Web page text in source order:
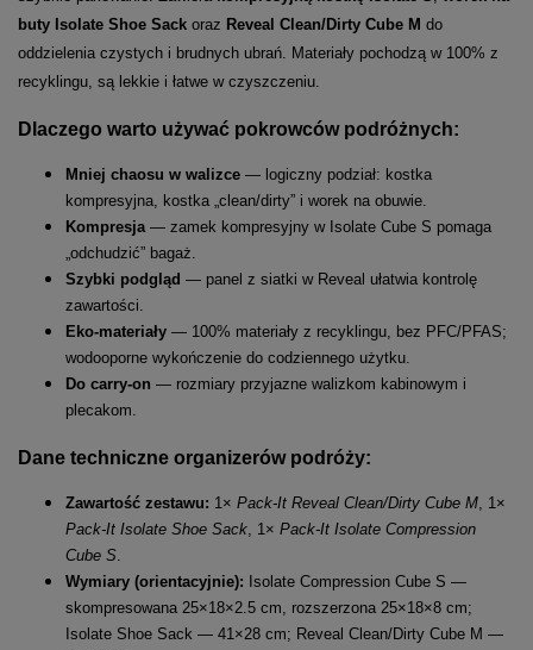
buty Isolate Shoe Sack oraz Reveal Clean/Dirty Cube M do
oddzielenia czystych i brudnych ubrań. Materiały pochodzą w 100% z
recyklingu, są lekkie i łatwe w czyszczeniu.
Dlaczego warto używać pokrowców podróżnych:
Mniej chaosu w walizce — logiczny podział: kostka
kompresyjna, kostka „clean/dirty” i worek na obuwie.
Kompresja— zamek kompresyjny w Isolate Cube S pomaga
„odchudzić” bagaż.
Szybki podgląd — panel z siatki w Reveal ułatwia kontrolę
zawartości.
Eko-materiały — 100% materiały z recyklingu, bez PFC/PFAS;
wodooporne wykończenie do codziennego użytku.
Do carry-on — rozmiary przyjazne walizkom kabinowym i
plecakom.
Dane techniczne organizerów podróży:
Zawartość zestawu: 1× Pack-It Reveal Clean/Dirty Cube M, 1×
Pack-It Isolate Shoe Sack, 1× Pack-It Isolate Compression
Cube S.
Wymiary (orientacyjnie): Isolate Compression Cube S —
skompresowana 25×18×2.5 cm, rozszerzona 25×18×8 cm;
Isolate Shoe Sack — 41×28 cm; Reveal Clean/Dirty Cube M —